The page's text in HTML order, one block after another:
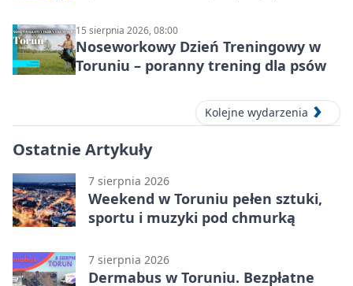
15 sierpnia 2026, 08:00
Noseworkowy Dzień Treningowy w
Toruniu – poranny trening dla psów
Kolejne wydarzenia
Ostatnie Artykuły
7 sierpnia 2026
Weekend w Toruniu pełen sztuki,
sportu i muzyki pod chmurką
7 sierpnia 2026
Dermabus w Toruniu. Bezpłatne